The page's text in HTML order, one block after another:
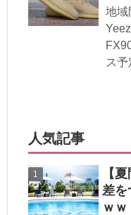
地域
ス予
人気記事
【
差を
ｗｗ